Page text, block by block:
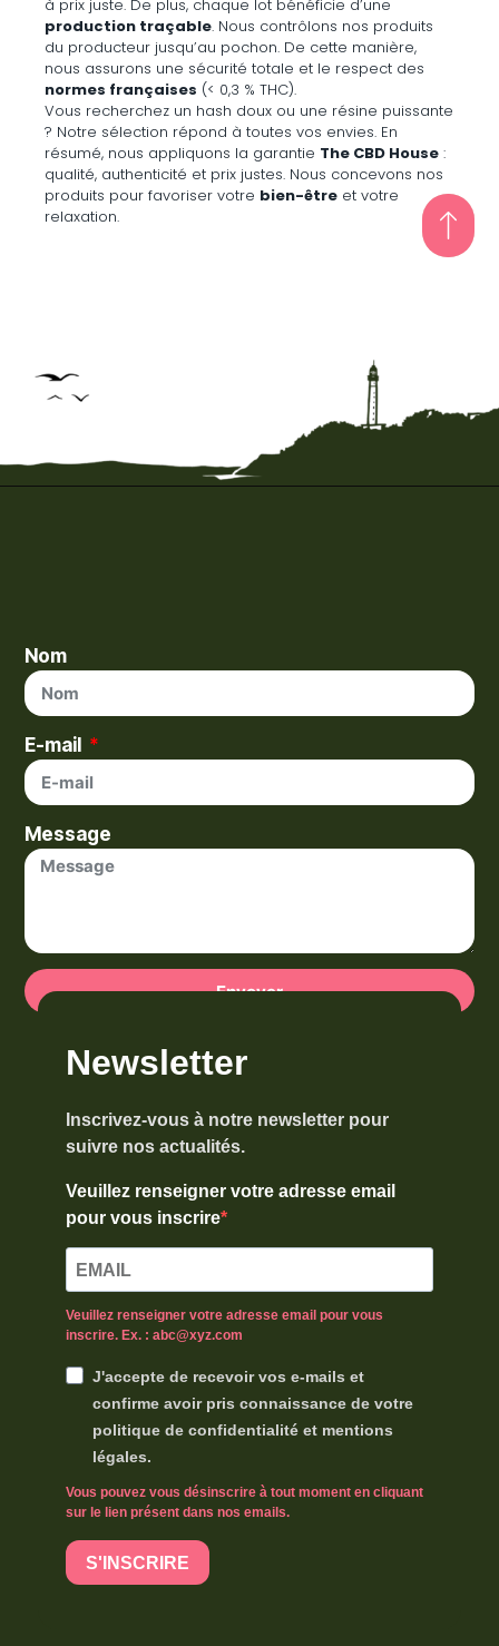
à prix juste. De plus, chaque lot bénéficie d’une
production traçable. Nous contrôlons nos produits
du producteur jusqu’au pochon. De cette manière,
nous assurons une sécurité totale et le respect des
normes françaises (< 0,3 % THC).
Vous recherchez un hash doux ou une résine puissante
? Notre sélection répond à toutes vos envies. En
résumé, nous appliquons la garantie The CBD House :
qualité, authenticité et prix justes. Nous concevons nos
produits pour favoriser votre bien-être et votre
relaxation.
Nom
E-mail
Message
Envoyer
Newsletter
Inscrivez-vous à notre newsletter pour
suivre nos actualités.
Veuillez renseigner votre adresse email
pour vous inscrire
Veuillez renseigner votre adresse email pour vous
inscrire. Ex. : abc@xyz.com
J'accepte de recevoir vos e-mails et
confirme avoir pris connaissance de votre
politique de confidentialité et mentions
légales.
Vous pouvez vous désinscrire à tout moment en cliquant
sur le lien présent dans nos emails.
S'INSCRIRE